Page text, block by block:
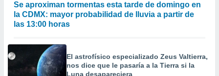
de
de
Se aproximan tormentas esta tarde de domingo en
la CDMX: mayor probabilidad de lluvia a partir de
las 13:00 horas
El astrofísico especializado Zeus Valtierra,
nos dice que le pasaría a la Tierra si la
Luna desapareciera